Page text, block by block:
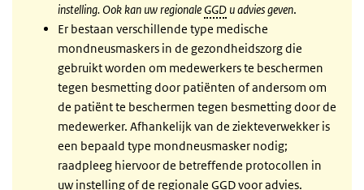
instelling. Ook kan uw regionale GGD u advies geven.
Er bestaan verschillende type medische
mondneusmaskers in de gezondheidszorg die
gebruikt worden om medewerkers te beschermen
tegen besmetting door patiënten of andersom om
de patiënt te beschermen tegen besmetting door de
medewerker. Afhankelijk van de ziekteverwekker is
een bepaald type mondneusmasker nodig;
raadpleeg hiervoor de betreffende protocollen in
uw instelling of de regionale GGD voor advies.